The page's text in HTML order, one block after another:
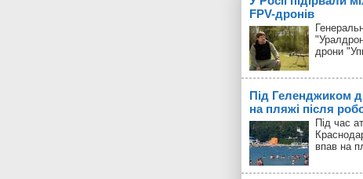
FPV-дронів
дрони
Під Геленджиком
на пляжі після
Під час
впав на